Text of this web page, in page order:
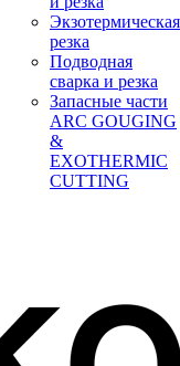
Экзотермическая
резка
Подводная
сварка и резка
Запасные части
ARC GOUGING
&
EXOTHERMIC
CUTTING